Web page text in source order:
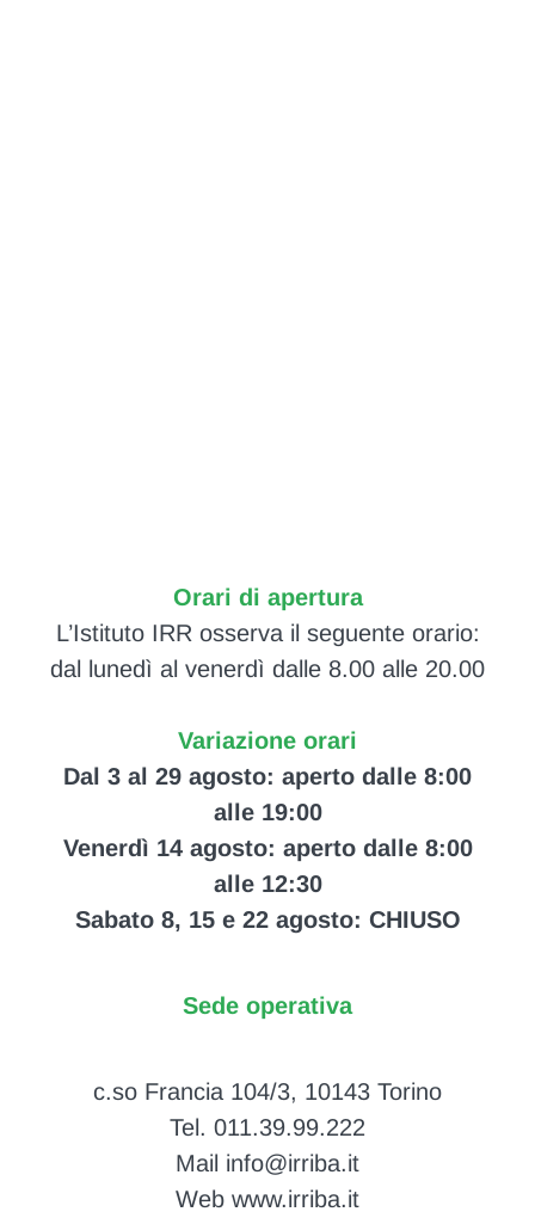
Orari di apertura
L’Istituto IRR osserva il seguente orario:
dal lunedì al venerdì dalle 8.00 alle 20.00
Variazione orari
Dal 3 al 29 agosto: aperto dalle 8:00
alle 19:00
Venerdì 14 agosto: aperto dalle 8:00
alle 12:30
Sabato 8, 15 e 22 agosto: CHIUSO
Sede operativa
c.so Francia 104/3, 10143 Torino
Tel. 011.39.99.222
Mail info@irriba.it
Web www.irriba.it